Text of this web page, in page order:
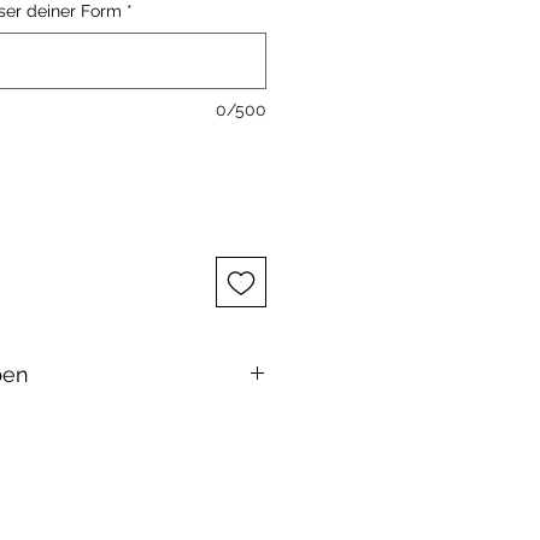
deiner Form *
0/500